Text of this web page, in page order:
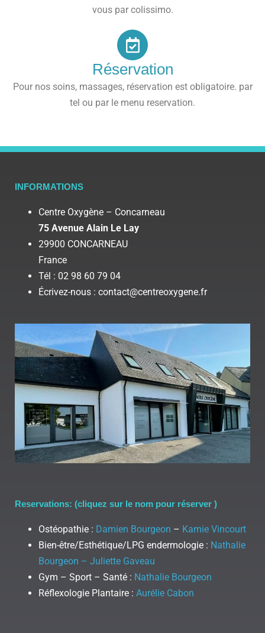
vous par colissimo.
Réservation
Pour nos soins, massages, réservation est obligatoire. par
tel ou par le menu reservation.
INFORMATIONS
Centre Oxygène – Concarneau
75 Avenue Alain Le Lay
29900 CONCARNEAU
France
Tél : 02 98 60 79 04
Écrivez-nous : contact@centreoxygene.fr
Reservations: (cliquez sur le nom pour réserver )
Ostéopathie : Damien Bourgeon – Kamie Vincourt
Bien-être/Esthétique/LPG endermologie : Nathalie
Bourgeon – Juliette Gaveau
Gym – Sport – Santé : Nathalie Bourgeon
Réflexologie Plantaire : Aurélie Cabon